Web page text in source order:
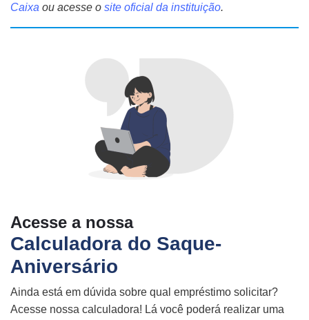
Caixa ou acesse o site oficial da instituição.
Acesse a nossa
Calculadora do Saque-
Aniversário
Ainda está em dúvida sobre qual empréstimo solicitar?
Acesse nossa calculadora! Lá você poderá realizar uma